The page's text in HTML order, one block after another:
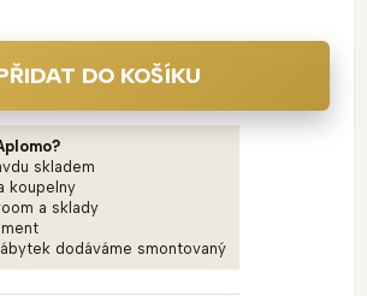
DO KOŠÍKU
skladem
koupelny
a sklady
dodáváme smontovaný